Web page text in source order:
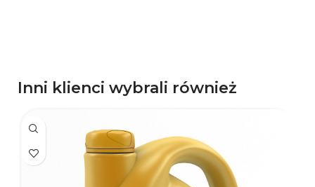
Inni klienci wybrali również